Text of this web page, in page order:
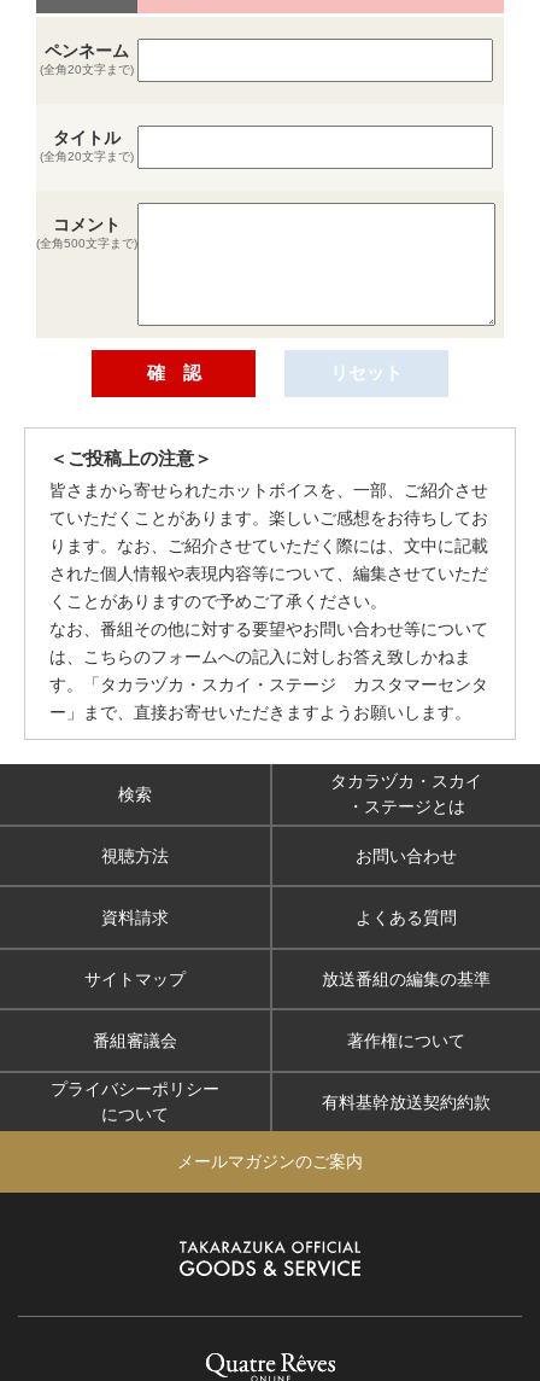
ペンネーム
(全角20文字まで)
タイトル
(全角20文字まで)
コメント
(全角500文字まで)
＜ご投稿上の注意＞
皆さまから寄せられたホットボイスを、一部、ご紹介させ
ていただくことがあります。楽しいご感想をお待ちしてお
ります。なお、ご紹介させていただく際には、文中に記載
された個人情報や表現内容等について、編集させていただ
くことがありますので予めご了承ください。
なお、番組その他に対する要望やお問い合わせ等について
は、こちらのフォームへの記入に対しお答え致しかねま
す。「タカラヅカ・スカイ・ステージ カスタマーセンタ
ー」まで、直接お寄せいただきますようお願いします。
検索
タカラヅカ・スカイ
・ステージとは
視聴方法 お問い合わせ
資料請求 よくある質問
サイトマップ 放送番組の編集の基準
番組審議会 著作権について
プライバシーポリシー
について
有料基幹放送契約約款
メールマガジンのご案内